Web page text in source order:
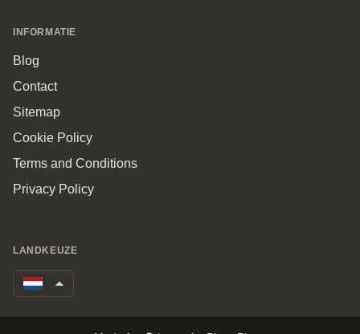
INFORMATIE
Blog
Contact
Sitemap
Cookie Policy
Terms and Conditions
Privacy Policy
LANDKEUZE